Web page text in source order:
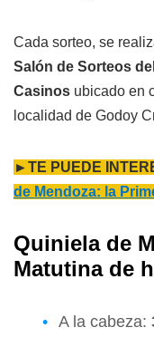
Cada sorteo, se
Salón de Sorteos
Casinos ubicado en
localidad de Godoy
►TE PUEDE
de Mendoza: la
Quiniela de
Matutina de
A la cabeza: